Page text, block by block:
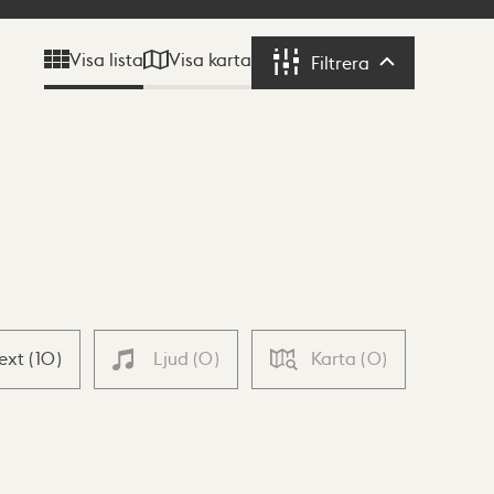
Visa lista Visa karta Filtrera Filtrera
(10) Ljud (0) Karta (0)